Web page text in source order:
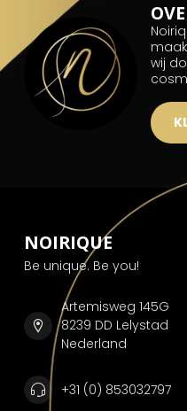
wij
NOIRIQUE
Be unique. Be you!
Artemisweg 145G
8239 DD Lelystad
Nederland
+31 (0) 853032797